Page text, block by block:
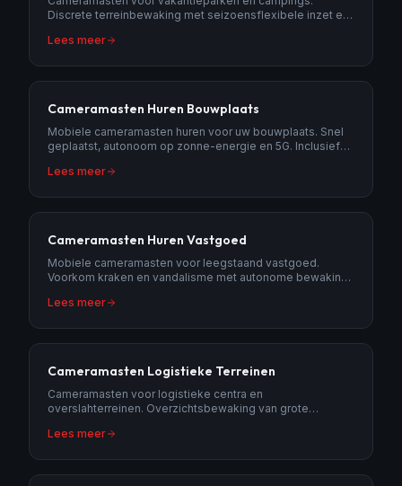
Discrete terreinbewaking met seizoensflexibele inzet en
Lees meer
Cameramasten Huren Bouwplaats
Mobiele cameramasten huren voor uw bouwplaats. Snel
geplaatst, autonoom op zonne-energie en 5G. Inclusief
Lees meer
Cameramasten Huren Vastgoed
Mobiele cameramasten voor leegstaand vastgoed.
Voorkom kraken en vandalisme met autonome bewaking
Lees meer
Cameramasten Logistieke Terreinen
Cameramasten voor logistieke centra en
overslahterreinen. Overzichtsbewaking van grote
Lees meer